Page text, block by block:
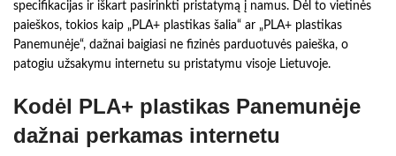
specifikacijas ir iškart pasirinkti pristatymą į namus. Dėl to vietinės
paieškos, tokios kaip „PLA+ plastikas šalia“ ar „PLA+ plastikas
Panemunėje“, dažnai baigiasi ne fizinės parduotuvės paieška, o
patogiu užsakymu internetu su pristatymu visoje Lietuvoje.
Kodėl PLA+ plastikas Panemunėje
dažnai perkamas internetu